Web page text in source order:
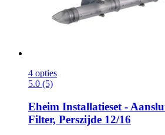
4 opties
5.0 (5)
Eheim Installatieset -​
Filter, Perszijde 12/16